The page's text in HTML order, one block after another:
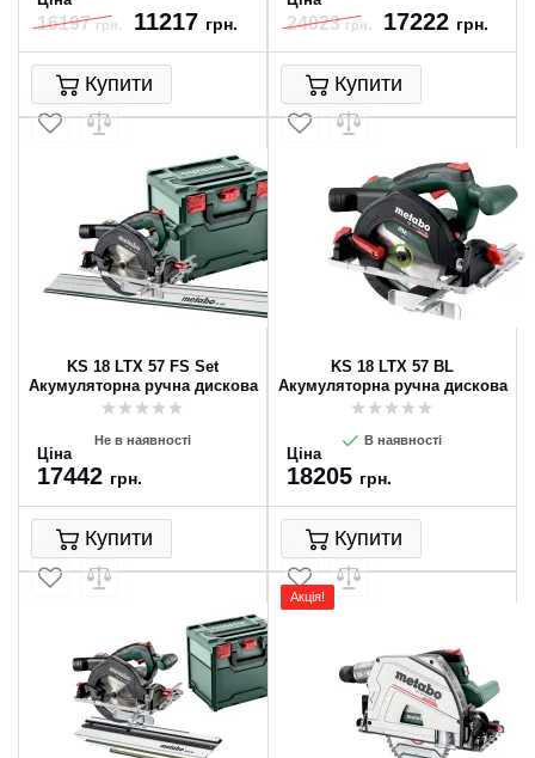
16197грн. 11217 грн.
Купити
24023грн. 17222 грн.
Купити
KS 18 LTX 57 FS Set
Акумуляторна ручна дискова
пила
Не в наявності
Ціна
17442 грн.
Купити
KS 18 LTX 57 BL
Акумуляторна ручна дискова
пила
В наявності
Ціна
18205 грн.
Купити
Акція!